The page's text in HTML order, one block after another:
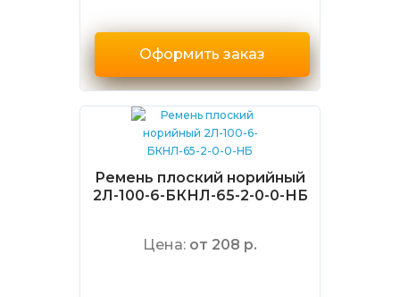
Оформить заказ
Ремень плоский норийный
2Л-100-6-БКНЛ-65-2-0-0-НБ
Цена: от 208 р.